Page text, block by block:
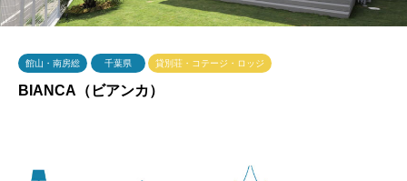
館山・南房総 千葉県 貸別荘・コテージ・ロッジ
BIANCA（ビアンカ）